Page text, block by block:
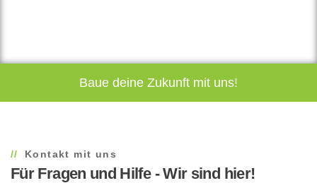
Baue deine Zukunft mit uns!
Kontakt mit uns
Für Fragen und Hilfe - Wir sind hier!